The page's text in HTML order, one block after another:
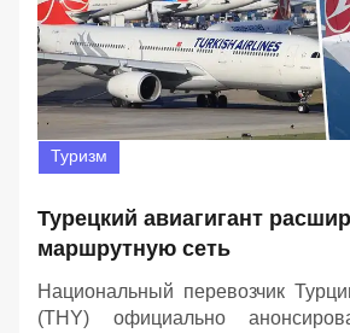
Туризм
Турецкий авиагигант
маршрутную сеть
Национальный перевозчик
(THY) официально